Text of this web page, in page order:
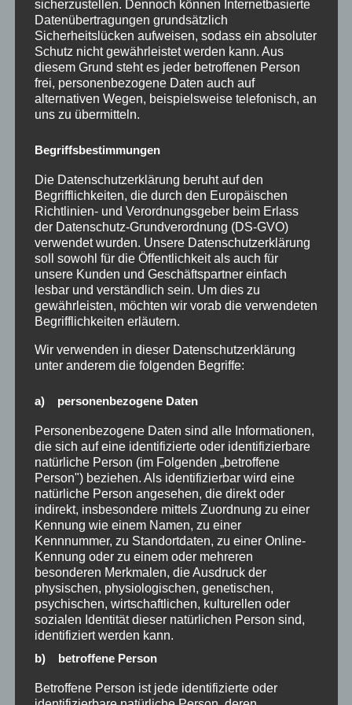
Helical Key Seating
Nov. 17, 2020|News
Elektromechanisch angetriebene
Maschinen von FRÖMAG zeichnen sich
durch kurze Primärbearbeitung,
minimale unproduktive Zeiten, eine
Vielzahl von
hohe Qualität, Zuverlässigkeit und
sicherzustellen. Dennoch können Internetbasierte
Datenübertragungen grundsätzlich
Sicherheitslücken aufweisen, sodass ein absoluter
Schutz nicht gewährleistet werden kann. Aus
diesem Grund steht es jeder betroffenen Person
frei, personenbezogene Daten auch auf
alternativen Wegen, beispielsweise telefonisch, an
uns zu übermitteln.
Begriffsbestimmungen
Die Datenschutzerklärung beruht auf den
Begrifflichkeiten, die durch den Europäischen
Richtlinien- und Verordnungsgeber beim Erlass
der Datenschutz-Grundverordnung (DS-GVO)
verwendet wurden. Unsere Datenschutzerklärung
soll sowohl für die Öffentlichkeit als auch für
unsere Kunden und Geschäftspartner einfach
lesbar und verständlich sein. Um dies zu
gewährleisten, möchten wir vorab die verwendeten
Begrifflichkeiten erläutern.
Wir verwenden in dieser Datenschutzerklärung
unter anderem die folgenden Begriffe:
a) personenbezogene Daten
Personenbezogene Daten sind alle Informationen,
die sich auf eine identifizierte oder identifizierbare
natürliche Person (im Folgenden „betroffene
Person") beziehen. Als identifizierbar wird eine
natürliche Person angesehen, die direkt oder
indirekt, insbesondere mittels Zuordnung zu einer
Kennung wie einem Namen, zu einer
Kennnummer, zu Standortdaten, zu einer Online-
Kennung oder zu einem oder mehreren
besonderen Merkmalen, die Ausdruck der
physischen, physiologischen, genetischen,
psychischen, wirtschaftlichen, kulturellen oder
sozialen Identität dieser natürlichen Person sind,
identifiziert werden kann.
b) betroffene Person
Betroffene Person ist jede identifizierte oder